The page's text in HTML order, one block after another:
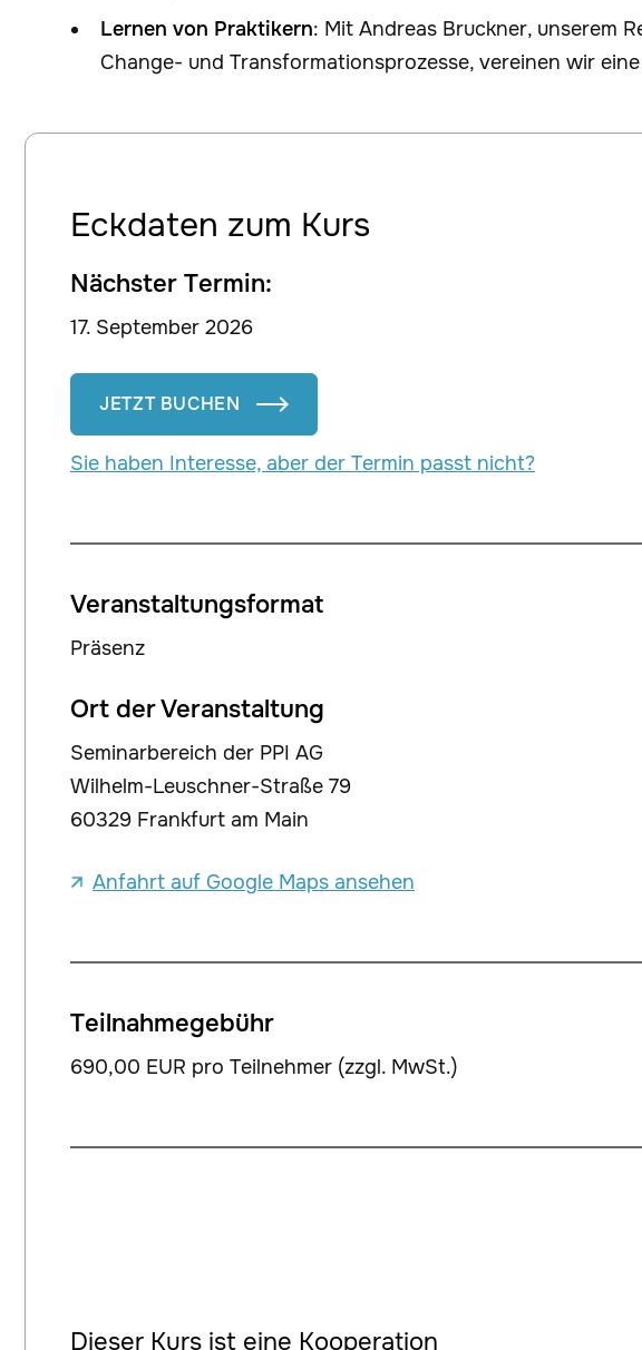
Lernen von Praktikern: Mit Andreas Bruckner, unserem
Change- und Transformationsprozesse, vereinen wir
Eckdaten zum Kurs
Nächster Termin:
17. September 2026
JETZT BUCHEN 
Sie haben Interesse, aber der Termin passt nicht?
Veranstaltungsformat
Präsenz
Ort der Veranstaltung
Seminarbereich der PPI AG
Wilhelm-Leuschner-Straße 79
60329 Frankfurt am Main
Anfahrt auf Google Maps ansehen
Teilnahmegebühr
690,00 EUR pro Teilnehmer (zzgl. MwSt.)
Dieser Kurs ist eine Kooperation